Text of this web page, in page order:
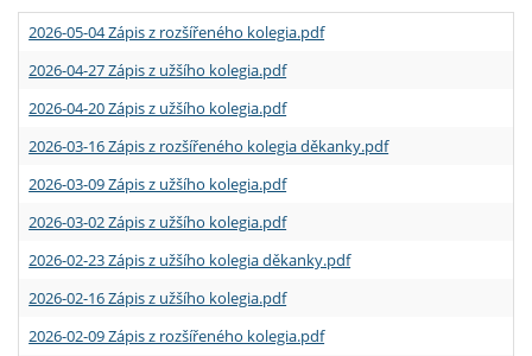
2026-05-04 Zápis z rozšířeného kolegia.pdf
2026-04-27 Zápis z užšího kolegia.pdf
2026-04-20 Zápis z užšího kolegia.pdf
2026-03-16 Zápis z rozšířeného kolegia děkanky.pdf
2026-03-09 Zápis z užšího kolegia.pdf
2026-03-02 Zápis z užšího kolegia.pdf
2026-02-23 Zápis z užšího kolegia děkanky.pdf
2026-02-16 Zápis z užšího kolegia.pdf
2026-02-09 Zápis z rozšířeného kolegia.pdf